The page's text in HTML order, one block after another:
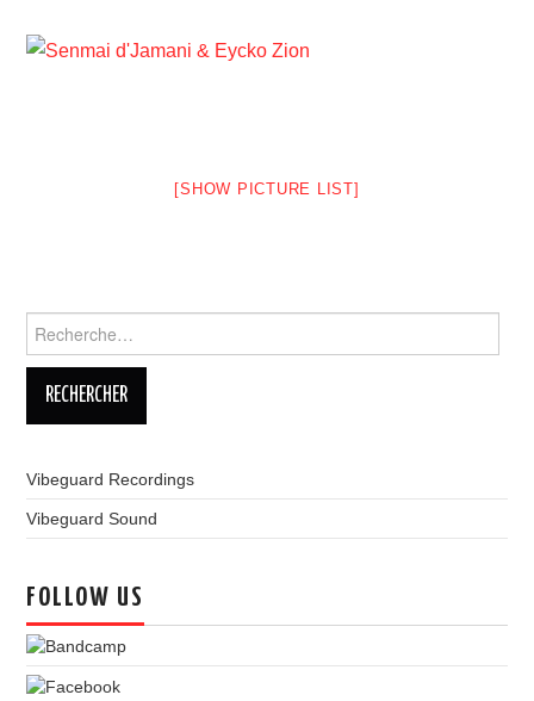
[SHOW PICTURE LIST]
Vibeguard Recordings
Vibeguard Sound
FOLLOW US